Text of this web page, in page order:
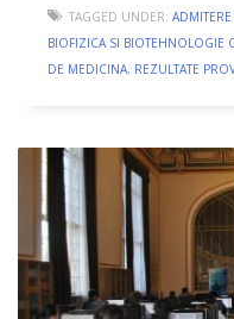
TAGGED UNDER:
BIOFIZICA SI BIOTEHNOLOGIE
DE MEDICINA, REZULTATE